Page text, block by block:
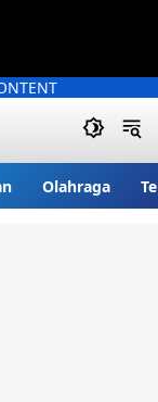
Olahraga